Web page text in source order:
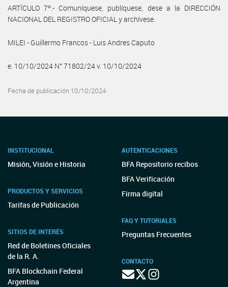
ARTÍCULO 7º.- Comuníquese, publíquese, dese a la DIRECCIÓN
NACIONAL DEL REGISTRO OFICIAL y archívese.
MILEI - Guillermo Francos - Luis Andres Caputo
e. 10/10/2024 N° 71802/24 v. 10/10/2024
Fecha de publicación 10/10/2024
INSTITUCIONAL
Misión, Visión e Historia
PRODUCTOS Y SERVICIOS
Tarifas de Publicación
SITIOS DE INTERÉS
Red de Boletines Oficiales
de la R. A.
BFA Blockchain Federal
Argentina
AUTENTICACIONES
BFA Repositorio recibos
BFA Verificación
Firma digital
FAQ Y TUTORIALES
Preguntas Frecuentes
CONTACTO